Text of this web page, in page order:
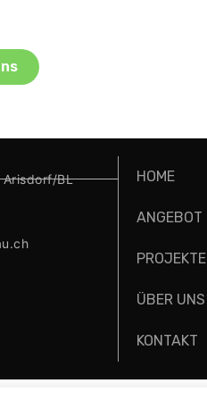
BL
HOME
ANGEBOT
PROJEKTE
ÜBER UNS
KONTAKT